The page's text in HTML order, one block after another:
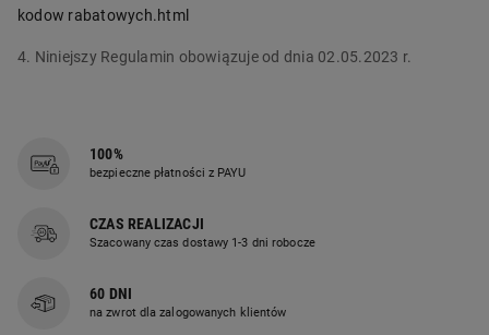
kodow rabatowych.html
4. Niniejszy Regulamin obowiązuje od dnia 02.05.2023 r.
100%
bezpieczne płatności z PAYU
CZAS REALIZACJI
Szacowany czas dostawy 1-3 dni robocze
60 DNI
na zwrot dla zalogowanych klientów